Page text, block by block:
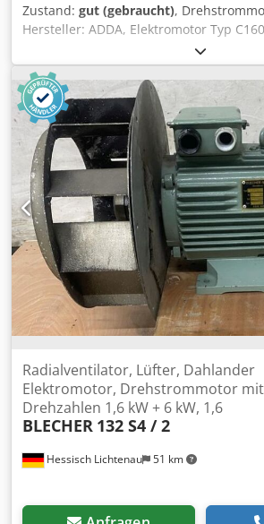
Zustand: gut (gebraucht),
Hersteller: ADDA, Elektromotor Typ
kW Crodpfx Apsv Inflstef -Drehzahl: 720
x 110 mm -Bauform: B3 -Schutzart: IP
Motoren vorhanden -Preis: pro Stück -
635/320/H410 mm -Gewicht: 87 kg/St.
Hessisch Lichtenau 51 km
Radialventilator, Lüfter, Dahlander
Elektromotor, Drehstrommotor
Drehzahlen 1,6 kW + 6 kW, 1,6
BLECHER 132 S4 / 2